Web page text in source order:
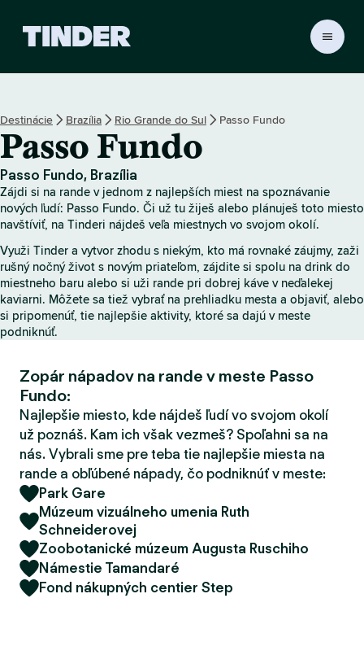
s
k
á
o
b
r
a
o
v
k
a
T
d
r
Destinácie Brazília Rio Grande do Sul Passo Fundo
Passo Fundo
Passo Fundo, Brazília
Zájdi si na rande v jednom z najlepších miest na spoznávanie
nových ľudí: Passo Fundo. Či už tu žiješ alebo plánuješ toto miesto
navštíviť, na Tinderi nájdeš veľa miestnych vo svojom okolí.
Využi Tinder a vytvor zhodu s niekým, kto má rovnaké záujmy, zaži
rušný nočný život s novým priateľom, zájdite si spolu na drink do
miestneho baru alebo si uži rande pri dobrej káve v neďalekej
kaviarni. Môžete sa tiež vybrať na prehliadku mesta a objaviť, alebo
si pripomenúť, tie najlepšie aktivity, ktoré sa dajú v meste
podniknúť.
Zopár nápadov na rande v meste Passo
Fundo:
Najlepšie miesto, kde nájdeš ľudí vo svojom okolí
už poznáš. Kam ich však vezmeš? Spoľahni sa na
nás. Vybrali sme pre teba tie najlepšie miesta na
rande a obľúbené nápady, čo podniknúť v meste:
Park Gare
Múzeum vizuálneho umenia Ruth
Schneiderovej
Zoobotanické múzeum Augusta Ruschiho
Námestie Tamandaré
Fond nákupných centier Step